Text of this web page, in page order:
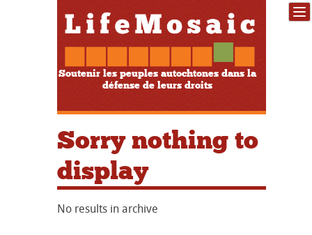
Soutenir les peuples autochtones dans la
défense de leurs droits
Sorry nothing to
display
No results in archive